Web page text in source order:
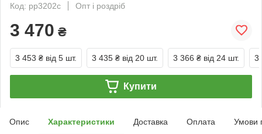
Код: pp3202c
Опт і роздріб
3 470 ₴
3 453 ₴ від 5 шт. 3 435 ₴ від 20 шт. 3 366 ₴ від 24 шт. 3
Купити
Опис Характеристики Доставка Оплата Умови